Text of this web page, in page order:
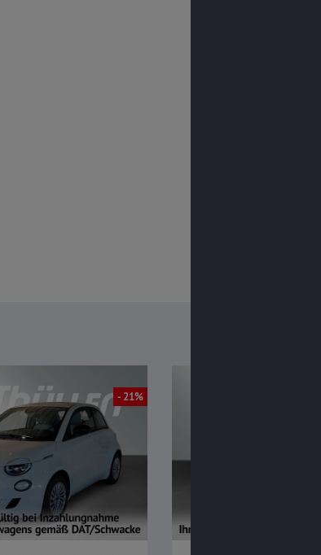
- 21%